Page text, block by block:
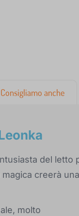
Consigliamo anche
del letto
creerà una
molto